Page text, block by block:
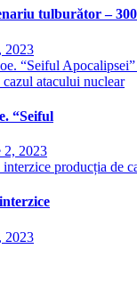
tulburător –
2023
“Seiful
2, 2023
2023